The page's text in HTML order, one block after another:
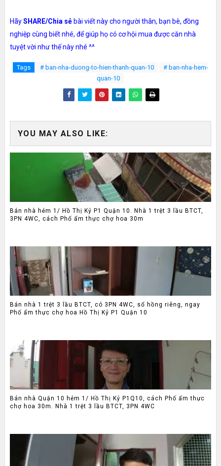
HãySHARE/Chia sẻbài viết này cho người thân, bạn bè, đồng
nghiệp cùng biết nhé, để giúp họ có cơ hội mua được căn nhà
tuyệt vời như thế này nhé ^^
Tags # ban-nha-duong-to-hien-thanh-quan-10
# ban-nha-hem-
quan-10
YOU MAY ALSO LIKE:
Bán nhà hẻm 1/ Hồ Thị Kỷ P1 Quận 10. Nhà 1 trệt 3 lầu BTCT,
3PN 4WC, cách Phố ẩm thực chợ hoa 30m
Bán nhà 1 trệt 3 lầu BTCT, có 3PN 4WC, sổ hồng riêng, ngay
Phố ẩm thực chợ hoa Hồ Thị Kỷ P1 Quận 10
Bán nhà Quận 10 hẻm 1/ Hồ Thị Kỷ P1Q10, cách Phố ẩm thực
chợ hoa 30m. Nhà 1 trệt 3 lầu BTCT, 3PN 4WC